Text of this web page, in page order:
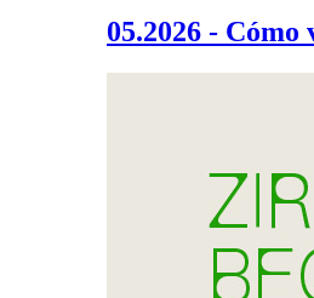
05.2026 -